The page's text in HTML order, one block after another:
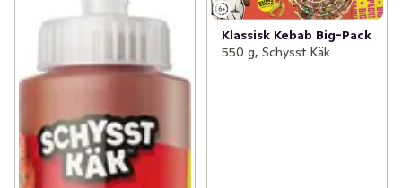
Klassisk Kebab Big-Pack
550 g, Schysst Käk